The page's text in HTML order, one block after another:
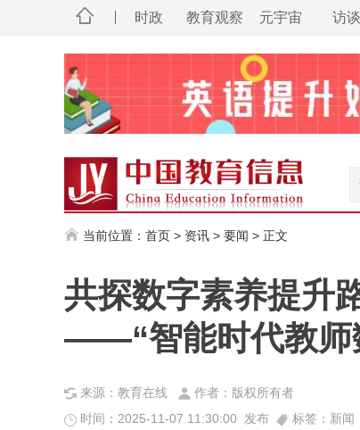
时政 教育观察 元宇宙 访谈
当前位置： 首页 > 资讯 > 要闻 > 正文
共探数字素养提升
——“智能时代教师
来源：教育在线
作者：版权所有者
时间：2025-11-07 11:30:00 发布
标签：新闻